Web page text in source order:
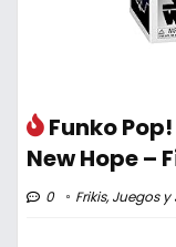
Funko
New Hope –
0 Frikis,Juegos y